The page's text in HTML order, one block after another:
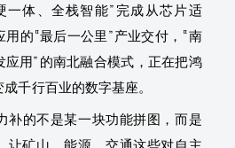
一体、全栈智能”完成从芯片适
的“最后一公里”产业交付，“南
用”的南北融合模式，正在把鸿
千行百业的数字基座。
补的不是某一块功能拼图，而是